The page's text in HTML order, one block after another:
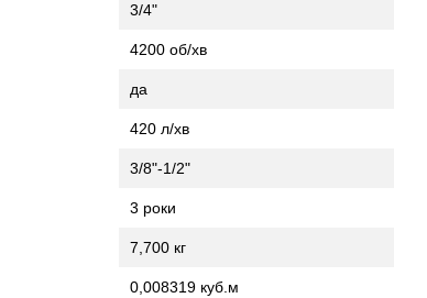
3/4"
4200 об/хв
да
420 л/хв
3/8"-1/2"
3 роки
7,700 кг
0,008319 куб.м